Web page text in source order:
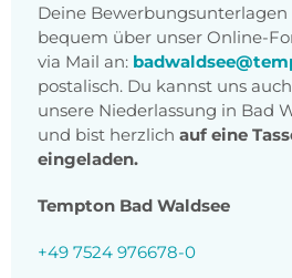
Deine
bequem über unser Online-
via Mail an:
postalisch. Du kannst uns
unsere Niederlassung in Bad
und bist herzlich auf eine
eingeladen.
Tempton Bad Waldsee
+49 7524 976678-0